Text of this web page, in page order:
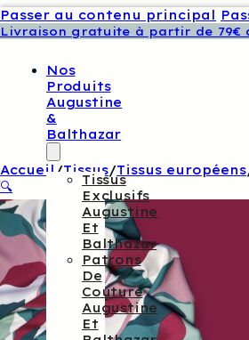
Passer au contenu principal
Livraison gratuite à partir de 79€
Nos
Produits
Augustine
&
Balthazar
Tissus
Exclusifs
Augustine
Et
Balthazar
Patrons
De
Couture
Augustine
Et
Accueil /Tissus/Tissus européens
🔍